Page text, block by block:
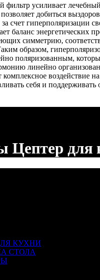
фильтр усиливает
добиться
счет гиперполяризации
баланс энергетических
симметрию,
образом,
поляризованным,
линейно
комплексное воздействие
себя и поддерживать
Цептер для
КУХНИ
СТОЛА